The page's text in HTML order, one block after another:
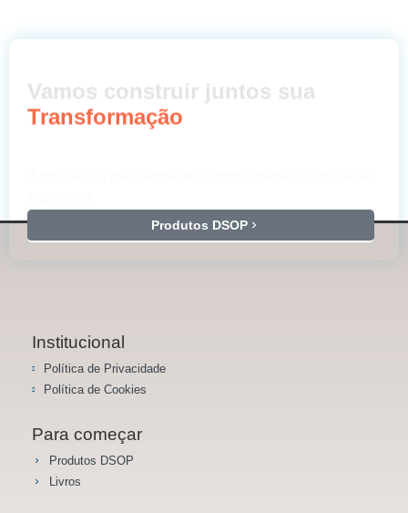
Vamos construir juntos sua
Transformação
Produtos DSOP
Institucional
Política de Privacidade
Política de Cookies
Para começar
Produtos DSOP
Livros